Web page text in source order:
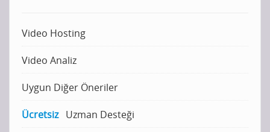
Video Hosting
Video Analiz
Uygun Diğer Öneriler
Ücretsiz Uzman Desteği